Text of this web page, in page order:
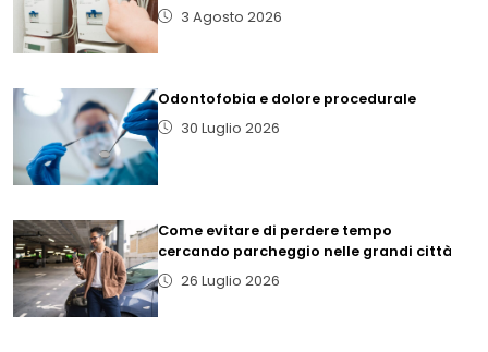
3 Agosto 2026
Odontofobia e dolore procedurale
30 Luglio 2026
Come evitare di perdere tempo
cercando parcheggio nelle grandi città
26 Luglio 2026